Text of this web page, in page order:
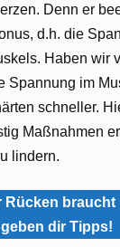
Denn er
d.h. die
Haben wir
Spannung im
schneller.
Maßnahmen
lindern.
Rücken braucht
dir Tipps!